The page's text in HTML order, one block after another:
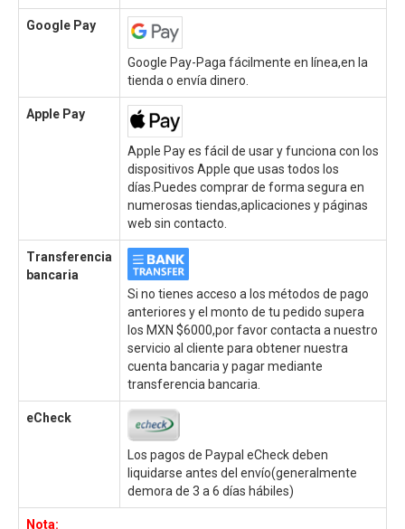
Google Pay
Google Pay-Paga fácilmente en línea,en la
tienda o envía dinero.
Apple Pay
Apple Pay es fácil de usar y funciona con los
dispositivos Apple que usas todos los
días.Puedes comprar de forma segura en
numerosas tiendas,aplicaciones y páginas
web sin contacto.
Transferencia
bancaria
Si no tienes acceso a los métodos de pago
anteriores y el monto de tu pedido supera
los MXN $6000,por favor contacta a nuestro
servicio al cliente para obtener nuestra
cuenta bancaria y pagar mediante
transferencia bancaria.
eCheck
Los pagos de Paypal eCheck deben
liquidarse antes del envío(generalmente
demora de 3 a 6 días hábiles)
Nota: